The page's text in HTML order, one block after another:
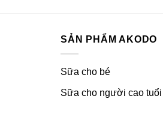
SẢN PHẨM AKODO
Sữa cho bé
Sữa cho người cao tuổi